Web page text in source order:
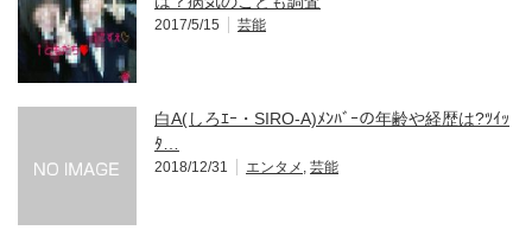
2017/5/15 芸能
白A(しろｴｰ・SIRO-A)ﾒﾝﾊﾞｰの年齢や経歴は?ﾂｲｯ
ﾀ…
2018/12/31 エンタメ 芸能